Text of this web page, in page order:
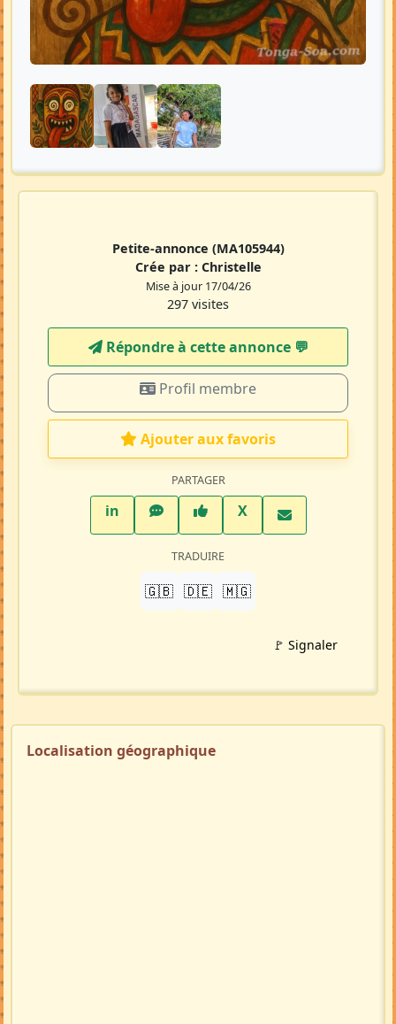
Petite-annonce (MA105944)
Crée par : Christelle
Mise à jour 17/04/26
297 visites
Répondre à cette annonce 💬​
Profil membre
Ajouter aux favoris
PARTAGER
inLinkedInWhatsAppFacebook
XTwitter X
TRADUIRE
🇬🇧 🇩🇪 🇲🇬
🚩 Signaler
Localisation géographique